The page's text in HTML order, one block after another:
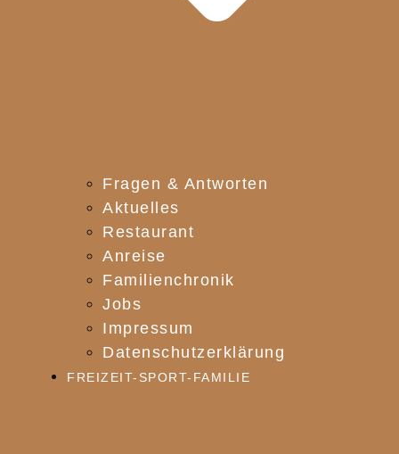
Fragen & Antworten
Aktuelles
Restaurant
Anreise
Familienchronik
Jobs
Impressum
Datenschutzerklärung
FREIZEIT-SPORT-FAMILIE